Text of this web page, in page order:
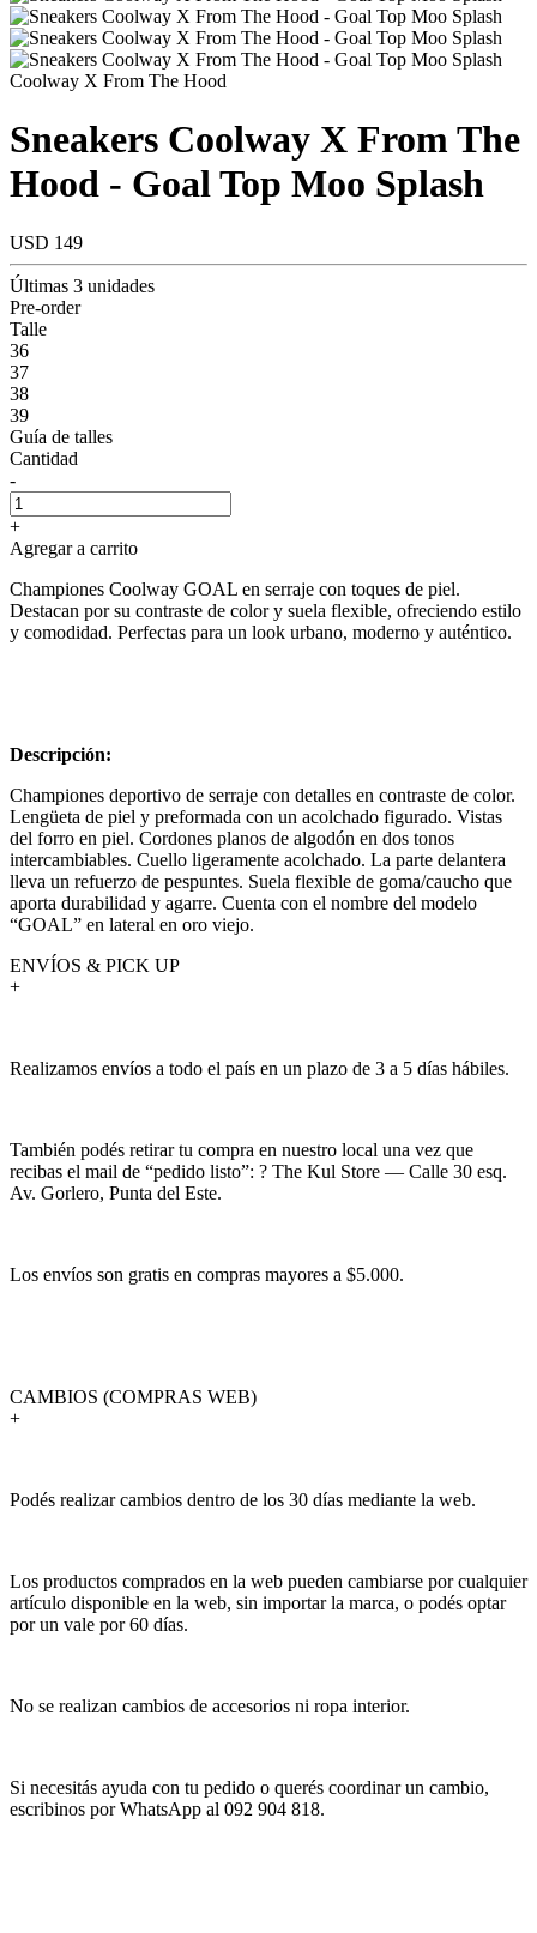
Coolway X From The Hood
Sneakers Coolway X From The
Hood - Goal Top Moo Splash
USD 149
Últimas 3 unidades
Pre-order
Talle
36
37
38
39
Guía de talles
Cantidad
-
+
Agregar a carrito
Championes Coolway GOAL en serraje con toques de piel.
Destacan por su contraste de color y suela flexible, ofreciendo estilo
y comodidad. Perfectas para un look urbano, moderno y auténtico.
Descripción:
Championes deportivo de serraje con detalles en contraste de color.
Lengüeta de piel y preformada con un acolchado figurado. Vistas
del forro en piel. Cordones planos de algodón en dos tonos
intercambiables. Cuello ligeramente acolchado. La parte delantera
lleva un refuerzo de pespuntes. Suela flexible de goma/caucho que
aporta durabilidad y agarre. Cuenta con el nombre del modelo
“GOAL” en lateral en oro viejo.
ENVÍOS & PICK UP
+
Realizamos envíos a todo el país en un plazo de 3 a 5 días hábiles.
También podés retirar tu compra en nuestro local una vez que
recibas el mail de “pedido listo”: ? The Kul Store — Calle 30 esq.
Av. Gorlero, Punta del Este.
Los envíos son gratis en compras mayores a $5.000.
CAMBIOS (COMPRAS WEB)
+
Podés realizar cambios dentro de los 30 días mediante la web.
Los productos comprados en la web pueden cambiarse por cualquier
artículo disponible en la web, sin importar la marca, o podés optar
por un vale por 60 días.
No se realizan cambios de accesorios ni ropa interior.
Si necesitás ayuda con tu pedido o querés coordinar un cambio,
escribinos por WhatsApp al 092 904 818.